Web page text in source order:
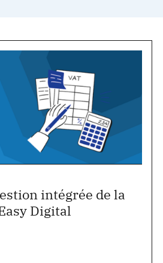
intégrée de la
Digital